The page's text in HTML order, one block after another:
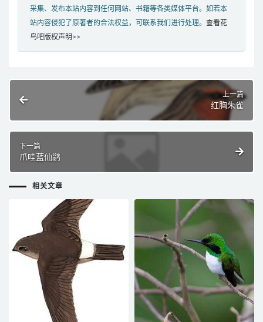
采集、发布本站内容到任何网站、书籍等各类媒体平台。如若本
站内容侵犯了原著者的合法权益，可联系我们进行处理。 查看花
鸟吧版权声明>>
上一篇
红胸朱雀
下一篇
爪哇蓝仙鹟
相关文章